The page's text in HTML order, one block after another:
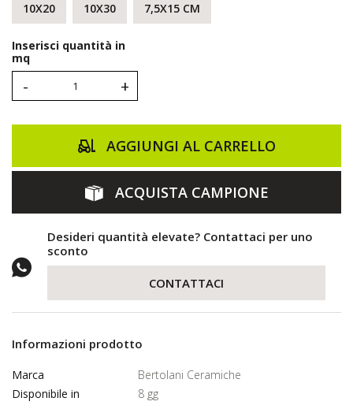
10X20
10X30 7,5X15 CM
Inserisci quantità in
mq
- +
AGGIUNGI AL CARRELLO
ACQUISTA CAMPIONE
Desideri quantità elevate? Contattaci per uno
sconto
CONTATTACI
Informazioni prodotto
Marca
Bertolani Ceramiche
Disponibile in
8 gg